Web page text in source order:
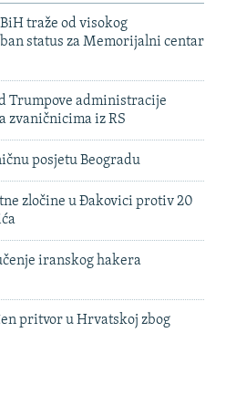
traže od visokog
status za Memorijalni centar
Trumpove administracije
zvaničnicima iz RS
posjetu Beogradu
zločine u Đakovici protiv 20
iranskog hakera
pritvor u Hrvatskoj zbog